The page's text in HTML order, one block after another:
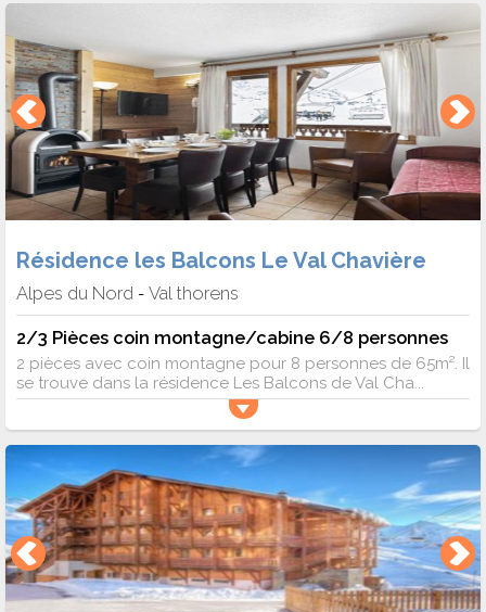
Résidence les Balcons Le Val Chavière
Alpes du Nord - Val thorens
2/3 Pièces coin montagne/cabine 6/8 personnes
2 pièces avec coin montagne pour 8 personnes de 65m². Il
se trouve dans la résidence Les Balcons de Val Cha...